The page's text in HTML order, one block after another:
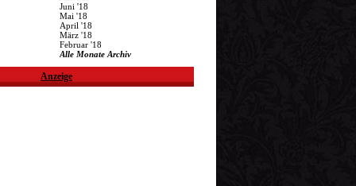
Juni '18
Mai '18
April '18
März '18
Februar '18
Alle Monate Archiv
Anzeige